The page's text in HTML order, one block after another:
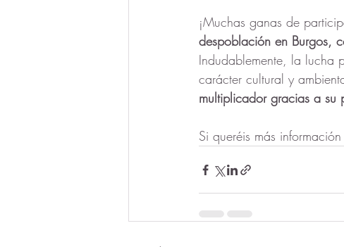
¡Muchas ganas de
despoblación en Burgos,
Indudablemente, la lucha
carácter cultural y
multiplicador gracias a
Si queréis más